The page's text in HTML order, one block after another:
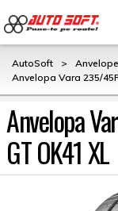
AutoSoft > Anvelope
Anvelopa Vara 235/
Anvelopa
GT OK41 XL